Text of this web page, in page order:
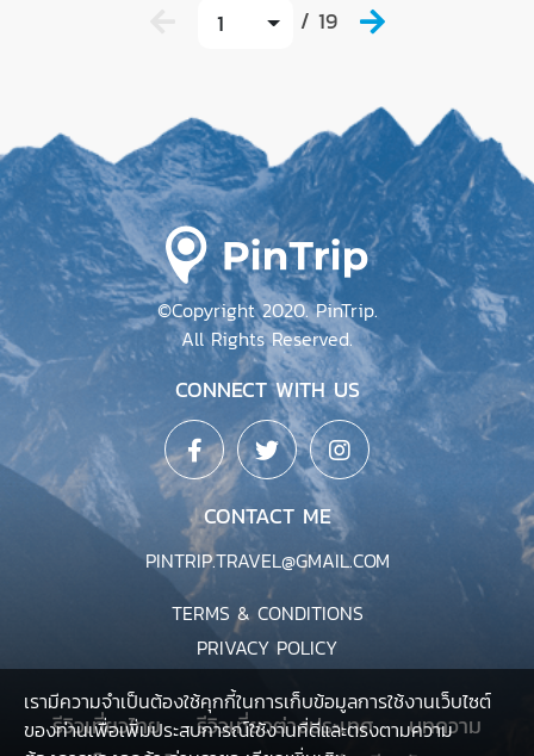
1 / 19
©Copyright 2020. PinTrip.
All Rights Reserved.
CONNECT WITH US
CONTACT ME
PINTRIP.TRAVEL@GMAIL.COM
TERMS & CONDITIONS
PRIVACY POLICY
รีวิวเที่ยวไทย รีวิวเที่ยวต่างประเทศ
บทความ
เรามีความจำเป็นต้องใช้คุกกี้ในการเก็บข้อมูลการใช้งานเว็บไซต์
ของท่านเพื่อเพิ่มประสบการณ์ใช้งานที่ดีและตรงตามความ